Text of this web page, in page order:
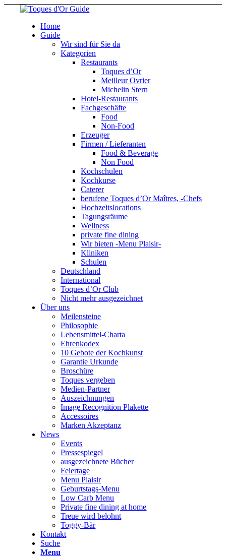
Home
Guide
Wir sind für Sie da
Kategorien
Restaurants
Toques d’Or
Meilleur Ovrier
Michelin Stern
Hotel-Restaurants
Fachgeschäfte
Food
Non-Food
Erzeuger
Firmen / Lieferanten
Food & Beverage
Non Food
Kochschulen
Kochkurse
Caterer
berufene Toques d’Or Maîtres, -Chefs
Hochzeitslocations
Tagungsräume
Wellness
private fine dining
Wir bieten -Menu Plaisir-
Kliniken
Schulen
Deutschland
International
Toques d’Or Club
Nicht mehr ausgezeichnet
Über uns
Meilensteine
Philosophie
Lebensmittel-Charta
Ehrenkodex
10 Gebote der Kochkunst
Garantie Urkunde
Broschüre
Toques vergeben
Medien-Partner
Auszeichnungen
Image Recognition Plakette
Accessoires
Marken Akzeptanz
News
Events
Pressespiegel
ausgezeichnete Bücher
Feiertage
Menu Plaisir
Geburtstags-Menu
Low Carb Menu
Private fine dining at home
Treue wird belohnt
Toggy-Bär
Kontakt
Suche
Menu